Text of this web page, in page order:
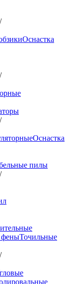
/
Оснастка
/
/
Оснастка
пилы
/
феныТочильные
/